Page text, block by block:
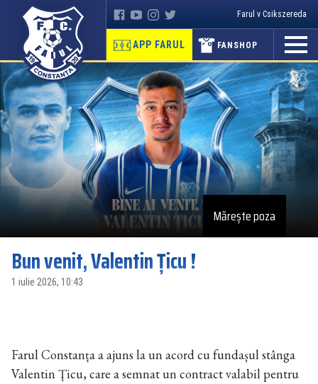
Farul v Csikszereda
APP FARUL FANSHOP
Mărește poza
Bun venit, Valentin Țicu !
1 iulie 2026, 10:43
Farul Constanța a ajuns la un acord cu fundașul stânga
Valentin Țicu, care a semnat un contract valabil pentru